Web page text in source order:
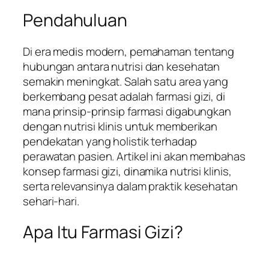
Pendahuluan
Di era medis modern, pemahaman tentang
hubungan antara nutrisi dan kesehatan
semakin meningkat. Salah satu area yang
berkembang pesat adalah farmasi gizi, di
mana prinsip-prinsip farmasi digabungkan
dengan nutrisi klinis untuk memberikan
pendekatan yang holistik terhadap
perawatan pasien. Artikel ini akan membahas
konsep farmasi gizi, dinamika nutrisi klinis,
serta relevansinya dalam praktik kesehatan
sehari-hari.
Apa Itu Farmasi Gizi?